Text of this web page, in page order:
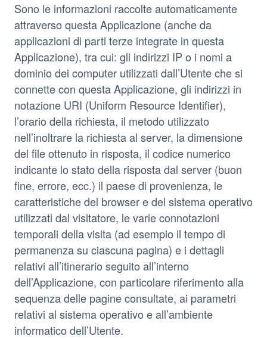
Sono le informazioni raccolte automaticamente
attraverso questa Applicazione (anche da
applicazioni di parti terze integrate in questa
Applicazione), tra cui: gli indirizzi IP o i nomi a
dominio dei computer utilizzati dall’Utente che si
connette con questa Applicazione, gli indirizzi in
notazione URI (Uniform Resource Identifier),
l’orario della richiesta, il metodo utilizzato
nell’inoltrare la richiesta al server, la dimensione
del file ottenuto in risposta, il codice numerico
indicante lo stato della risposta dal server (buon
fine, errore, ecc.) il paese di provenienza, le
caratteristiche del browser e del sistema operativo
utilizzati dal visitatore, le varie connotazioni
temporali della visita (ad esempio il tempo di
permanenza su ciascuna pagina) e i dettagli
relativi all’itinerario seguito all’interno
dell’Applicazione, con particolare riferimento alla
sequenza delle pagine consultate, ai parametri
relativi al sistema operativo e all’ambiente
informatico dell’Utente.